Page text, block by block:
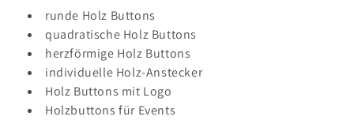
runde Holz Buttons
quadratische Holz Buttons
herzförmige Holz Buttons
individuelle Holz-Anstecker
Holz Buttons mit Logo
Holzbuttons für Events